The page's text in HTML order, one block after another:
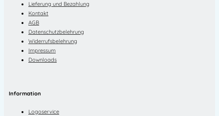
Lieferung und Bezahlung
Kontakt
AGB
Datenschutzbelehrung
Widerrufsbelehrung
Impressum
Downloads
Information
Logoservice